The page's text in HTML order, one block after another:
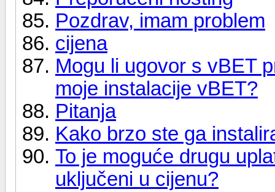
Pozdrav, imam problem
cijena
Mogu li ugovor s vBET
moje instalacije vBET?
Pitanja
Kako brzo ste ga
To je moguće drugu
uključeni u cijenu?